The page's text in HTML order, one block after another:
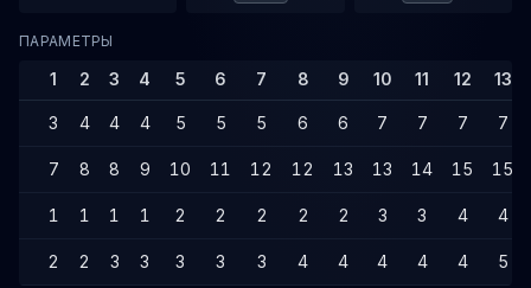
ПАРАМЕТРЫ
1 2 3 4 5 6 7 8 9 10 11 12 13
3 4 4 4 5 5 5 6 6 7 7 7 7
7 8 8 9 10 11 12 12 13 13 14 15 15
1 1 1 1 2 2 2 2 2 3 3 4 4
2 2 3 3 3 3 3 4 4 4 4 4 5